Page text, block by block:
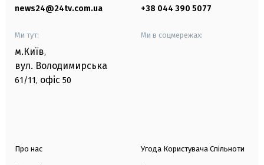
news24@24tv.com.ua +38 044 390 5077
Ми тут:
м.Київ,
вул. Володимирська
61/11, офіс 50
Ми в соцмережах:
Про нас Угода Користувача Спільноти